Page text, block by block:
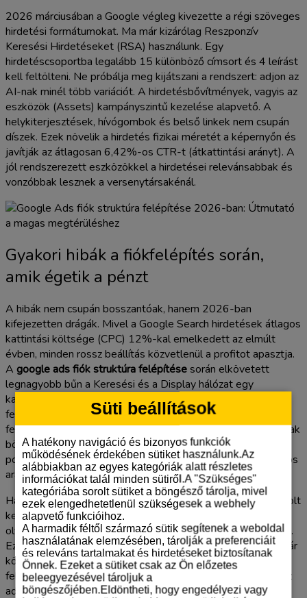
Süti beállítások
A hatékony navigáció és bizonyos funkciók
működésének érdekében sütiket használunk.Az
alábbiakban az egyes kategóriák alatt részletes
információkat talál minden sütiről.A "Szükséges"
kategóriába sorolt sütiket a böngésző tárolja, mivel
ezek elengedhetetlenül szükségesek a webhely
alapvető funkcióihoz.
A harmadik féltől származó sütik segítenek a weboldal
használatának elemzésében, tárolják a preferenciáit
és releváns tartalmakat és hirdetéseket biztosítanak
Önnek. Ezeket a sütiket csak az Ön előzetes
beleegyezésével tároljuk a
böngészőjében.Eldöntheti, hogy engedélyezi vagy
2026 márciusában a Google végleg kivezette a régi szöveges
hirdetési formátumokat. Ma már kizárólag Reszponzív
Keresési Hirdetéseket (RSA) használunk. Egy
hirdetéscsoportba legalább 15 különböző címsort és 4 leírást
kell feltölteni. Ne próbálja meg kijátszani a rendszert: adjon az
AI-nak minél több variációt. A hirdetésbővítmények, vagyis az
eszközök (Assets) kampányszintű kezelése alapvető. A
helykiterjesztések, hívógombok és belső linkek nem csupán
díszek. Ezek növelik a hirdetés fizikai méretét a képernyőn és
javítják az átlagosan 6,42%-os CTR-t (átkattintási arányt). A
jól rendszerezett eszközökkel a hirdetései relevánsabbak és
vonzóbbak lesznek a versenytársakénál.
Gyakori hibák a fiókfelépítés során,
amik égetik a pénzt
A hibák nem csupán bosszantóak, hanem 2026-ban
kifejezetten drágák. Mivel a Google Search hirdetések átlagos
kattintási költsége (CPC) 12%-kal emelkedett az elmúlt
évben, minden rossz beállítás közvetlenül a profitot apasztja.
A google ads fiók struktúra felépítésesorán elkövetett
legnagyobb bűn a Keresési és a Display hálózat egy
kampányon belüli keverése. Ez a két felület teljesen eltérő
felhasználói szándékot szolgál ki. Míg a keresőben a
felhasználó aktívan megoldást keres, a Display hálózaton csak
böngészik. Ha összeönti őket, az algoritmus nem tudja
pontosan optimalizálni az ajánlatokat, ami alacsony konverziós
arányhoz és elpazarolt büdzséhez vezet.
Hasonlóan kritikus pont a földrajzi és nyelvi célzások elnagyolt
kezelése. Gyakran látunk olyan fiókokat, ahol a hirdetések
olyan régiókban is megjelennek, ahol a cég nem is szolgáltat.
Ez 100%-os pénzkidobás. A Google 2026. április 21-től már
kötelezővé tette a többfaktoros hitelesítést (MFA) az API-
felhasználók számára, ami jelzi a rendszer szigorodását és az
adatbiztonság felértékelődését. Ne hagyja, hogy a technikai